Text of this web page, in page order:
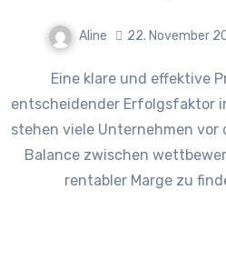
Aline 22. November
Eine klare und effektive Preisstrategie ist ein
entscheidender Erfolgsfaktor
stehen viele Unternehmen vor
Balance zwischen
rentabler Marge zu